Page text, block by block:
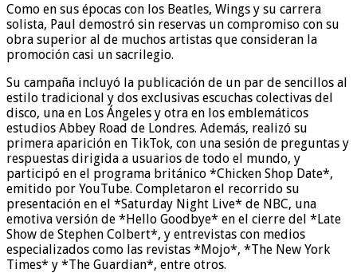
Como en sus épocas con los Beatles, Wings y su carrera
solista, Paul demostró sin reservas un compromiso con su
obra superior al de muchos artistas que consideran la
promoción casi un sacrilegio.
Su campaña incluyó la publicación de un par de sencillos al
estilo tradicional y dos exclusivas escuchas colectivas del
disco, una en Los Ángeles y otra en los emblemáticos
estudios Abbey Road de Londres. Además, realizó su
primera aparición en TikTok, con una sesión de preguntas y
respuestas dirigida a usuarios de todo el mundo, y
participó en el programa británico *Chicken Shop Date*,
emitido por YouTube. Completaron el recorrido su
presentación en el *Saturday Night Live* de NBC, una
emotiva versión de *Hello Goodbye* en el cierre del *Late
Show de Stephen Colbert*, y entrevistas con medios
especializados como las revistas *Mojo*, *The New York
Times* y *The Guardian*, entre otros.